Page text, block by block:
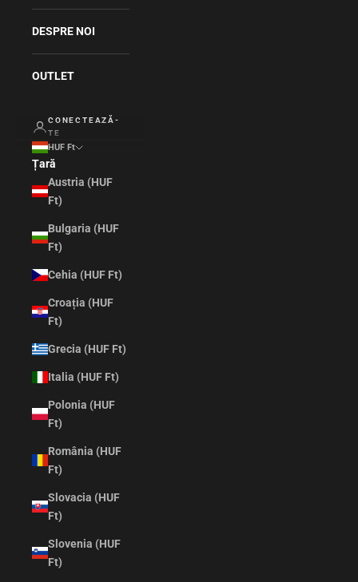
DESPRE NOI
OUTLET
CONECTEAZĂ-
TE
HUF Ft
Țară
Austria (HUF
Ft)
Bulgaria (HUF
Ft)
Cehia (HUF Ft)
Croația (HUF
Ft)
Grecia (HUF Ft)
Italia (HUF Ft)
Polonia (HUF
Ft)
România (HUF
Ft)
Slovacia (HUF
Ft)
Slovenia (HUF
Ft)